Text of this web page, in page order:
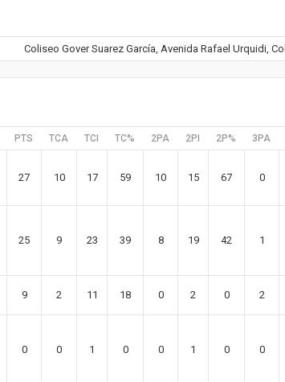
Coliseo Gover Suarez García, Avenida Rafael Urquidi,
PTS TCA TCI TC% 2PA 2PI 2P% 3PA
27 10 17 59 10 15 67 0
25 9 23 39 8 19 42 1
9 2 11 18 0 2 0 2
0 0 1 0 0 1 0 0